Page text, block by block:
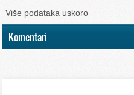
Više podataka uskoro
Komentari